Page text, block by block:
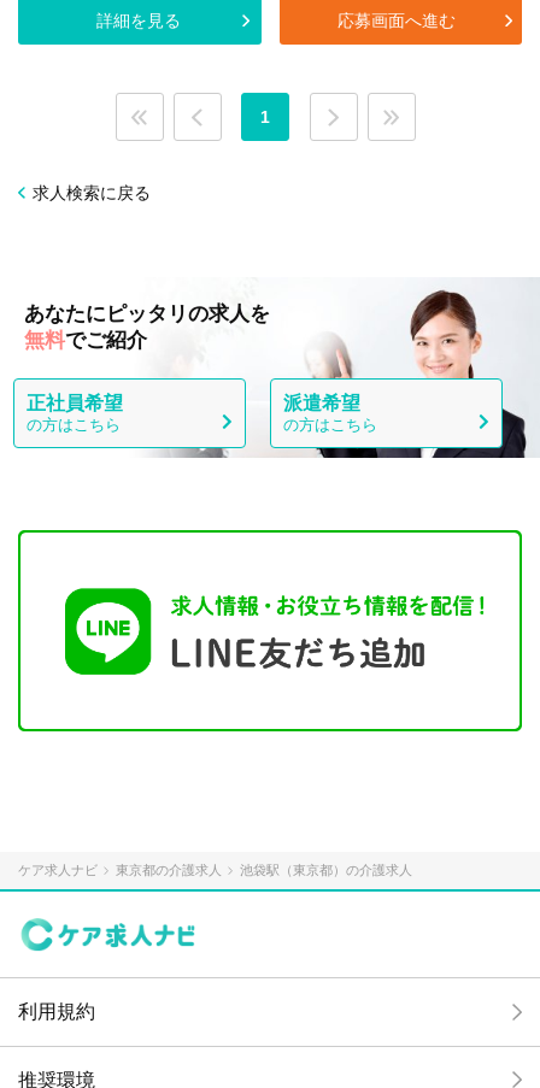
詳細を見る 応募画面へ進む
1
求人検索に戻る
あなたにピッタリの求人を
無料でご紹介
正社員希望
の方はこちら
派遣希望
の方はこちら
ケア求人ナビ 東京都の介護求人 池袋駅（東京都）の介護求人
利用規約
推奨環境